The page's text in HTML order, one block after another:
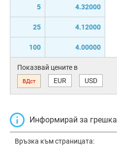
5 4.32000
25 4.12000
100 4.00000
Показвай цените в
ВДст EUR USD
Информирай за грешка
Връзка към страницата: